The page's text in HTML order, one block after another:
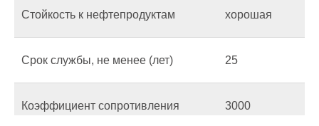
Стойкость к нефтепродуктам хорошая
Срок службы, не менее (лет) 25
Коэффициент сопротивления
3000